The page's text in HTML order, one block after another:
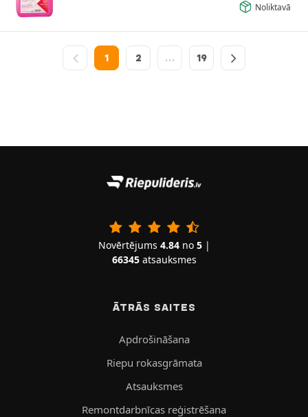
Noliktavā
1 2 … 19
Novērtējums 4.84no 5|
66345atsauksmes
ĀTRĀS SAITES
Apdrošināšana
Riepu rokasgrāmata
Atsauksmes
Remontdarbnīcas reģistrēšana